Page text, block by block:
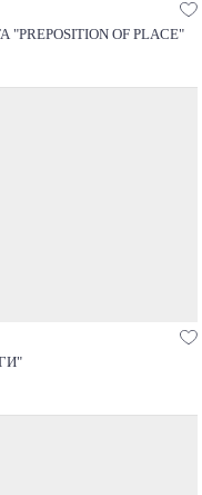
OF PLACE"